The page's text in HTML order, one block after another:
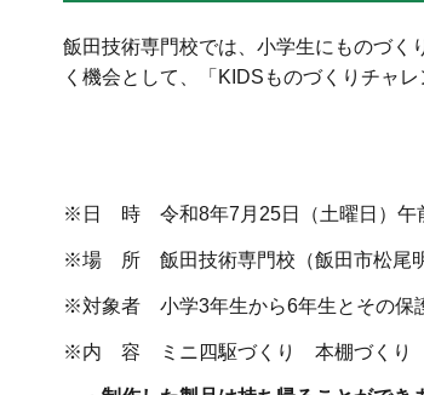
飯田技術専門校では、小学生にものづく
く機会として、「KIDSものづくりチャ
※日 時 令和8年7月25日（土曜日）午
※場 所 飯田技術専門校（飯田市松尾
※対象者 小学3年生から6年生とその保
※内 容 ミニ四駆づくり 本棚づくり